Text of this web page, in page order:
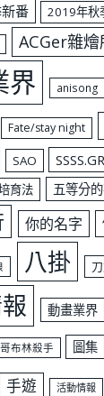
番
2019年秋
ACGer雜燴
界 anisong
Fate/stay night
SAO
育法 五等分
你的名字
八掛
動畫業界
哥布林殺手 圖集
手遊 活動情報